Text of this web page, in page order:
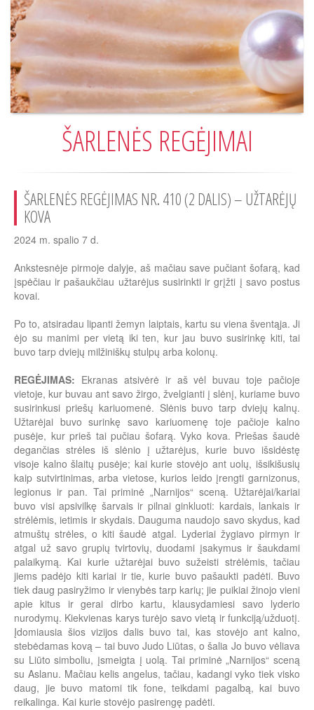
ŠARLENĖS REGĖJIMAI
ŠARLENĖS REGĖJIMAS NR. 410 (2 DALIS) – UŽTARĖJŲ
KOVA
2024 m. spalio 7 d.
Ankstesnėje pirmoje dalyje, aš mačiau save pučiant šofarą, kad
įspėčiau ir pašaukčiau užtarėjus susirinkti ir grįžti į savo postus
kovai.
Po to, atsiradau lipanti žemyn laiptais, kartu su viena šventąja. Ji
ėjo su manimi per vietą iki ten, kur jau buvo susirinkę kiti, tai
buvo tarp dviejų milžiniškų stulpų arba kolonų.
REGĖJIMAS: Ekranas atsivėrė ir aš vėl buvau toje pačioje
vietoje, kur buvau ant savo žirgo, žvelgianti į slėnį, kuriame buvo
susirinkusi priešų kariuomenė. Slėnis buvo tarp dviejų kalnų.
Užtarėjai buvo surinkę savo kariuomenę toje pačioje kalno
pusėje, kur prieš tai pučiau šofarą. Vyko kova. Priešas šaudė
degančias strėles iš slėnio į užtarėjus, kurie buvo išsidėstę
visoje kalno šlaitų pusėje; kai kurie stovėjo ant uolų, išsikišusių
kaip sutvirtinimas, arba vietose, kurios leido įrengti garnizonus,
legionus ir pan. Tai priminė „Narnijos“ sceną. Užtarėjai/kariai
buvo visi apsivilkę šarvais ir pilnai ginkluoti: kardais, lankais ir
strėlėmis, ietimis ir skydais. Dauguma naudojo savo skydus, kad
atmuštų strėles, o kiti šaudė atgal. Lyderiai žygiavo pirmyn ir
atgal už savo grupių tvirtovių, duodami įsakymus ir šaukdami
palaikymą. Kai kurie užtarėjai buvo sužeisti strėlėmis, tačiau
jiems padėjo kiti kariai ir tie, kurie buvo pašaukti padėti. Buvo
tiek daug pasiryžimo ir vienybės tarp karių; jie puikiai žinojo vieni
apie kitus ir gerai dirbo kartu, klausydamiesi savo lyderio
nurodymų. Kiekvienas karys turėjo savo vietą ir funkciją/užduotį.
Įdomiausia šios vizijos dalis buvo tai, kas stovėjo ant kalno,
stebėdamas kovą – tai buvo Judo Liūtas, o šalia Jo buvo vėliava
su Liūto simboliu, įsmeigta į uolą. Tai priminė „Narnijos“ sceną
su Aslanu. Mačiau kelis angelus, tačiau, kadangi vyko tiek visko
daug, jie buvo matomi tik fone, teikdami pagalbą, kai buvo
reikalinga. Kai kurie stovėjo pasirengę padėti.